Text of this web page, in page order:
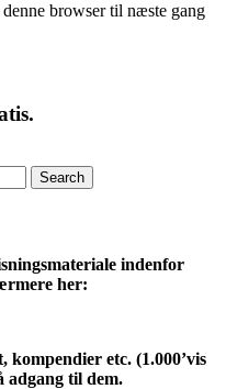
browser til næste gang
indenfor
her:
etc. (1.000’vis
adgang til dem.